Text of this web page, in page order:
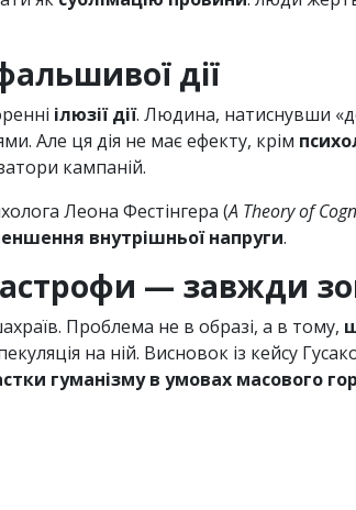
дії
ілюзії дії. Людина, натиснувши
Але ця дія не має ефекту, крім
кампаній.
Леона Фестінгера (A Theory of
внутрішньої напруги.
— завжди
Проблема не в образі, а в тому,
на ній. Висновок із кейсу
гуманізму в умовах масового